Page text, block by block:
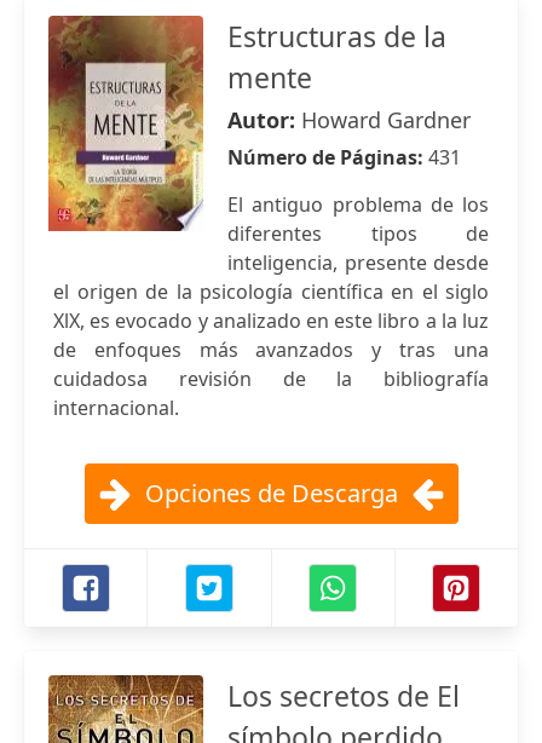
Estructuras de la
mente
Autor: Howard Gardner
Número de Páginas: 431
El antiguo problema de los
diferentes tipos de
inteligencia, presente desde
el origen de la psicología científica en el siglo
XlX, es evocado y analizado en este libro a la luz
de enfoques más avanzados y tras una
cuidadosa revisión de la bibliografía
internacional.
Opciones de Descarga
Los secretos de El